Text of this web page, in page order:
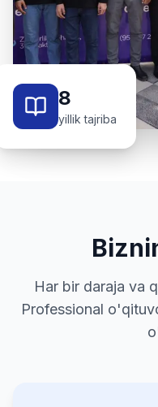
8
yillik tajriba
Har bir daraja va
Professional